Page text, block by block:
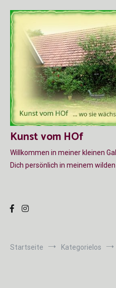
Inhalt
springen
Kunst vom HOf
Willkommen in meiner kleinen
Dich persönlich in meinem
Startseite Kategorielos